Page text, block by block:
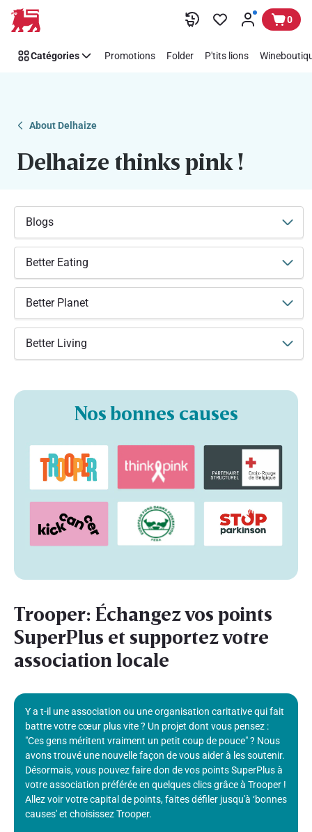
Passer
Soutenez
facilement
Pink
0
Catégories Promotions Folder P'tits lions
About Delhaize
Delhaize thinks pink !
Blogs
Better Eating
Better Planet
Better Living
Nos bonnes causes
Trooper: Échangez vos points
SuperPlus et supportez votre
association locale
Y a t-il une association ou une organisation caritative qui fait
battre votre cœur plus vite ? Un projet dont vous pensez :
"Ces gens méritent vraiment un petit coup de pouce" ? Nous
avons trouvé une nouvelle façon de vous aider à les soutenir.
Désormais, vous pouvez faire don de vos points SuperPlus à
votre association préférée en quelques clics grâce à Trooper !
Allez voir votre capital de points, faites défiler jusqu'à ‘bonnes
causes' et choisissez Trooper.